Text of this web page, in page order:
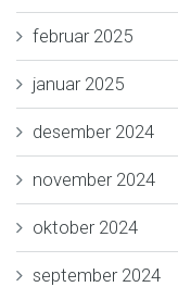
februar 2025
januar 2025
desember 2024
november 2024
oktober 2024
september 2024